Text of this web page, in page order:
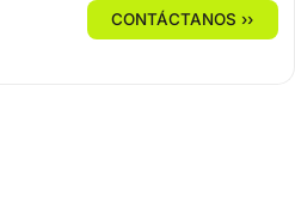
CONTÁCTANOS ››